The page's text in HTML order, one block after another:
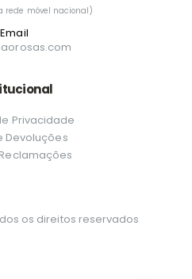
rede móvel nacional)
Email
Privacidade
Devoluções
os direitos reservados